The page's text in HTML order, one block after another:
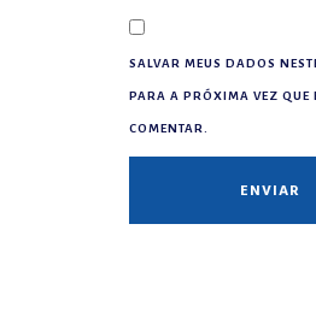
SALVAR MEUS DADOS
PARA A PRÓXIMA VEZ QUE
COMENTAR.